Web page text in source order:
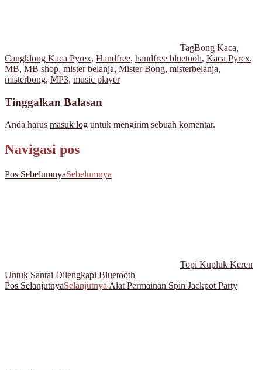
TagBong Kaca,
Cangklong Kaca Pyrex, Handfree, handfree bluetooh, Kaca Pyrex,
MB, MB shop, mister belanja, Mister Bong, misterbelanja,
misterbong, MP3, music player
Tinggalkan Balasan
Anda harus masuk log untuk mengirim sebuah komentar.
Navigasi pos
Pos SebelumnyaSebelumnya
Topi Kupluk Keren
Untuk Santai Dilengkapi Bluetooth
Pos SelanjutnyaSelanjutnya Alat Permainan Spin Jackpot Party